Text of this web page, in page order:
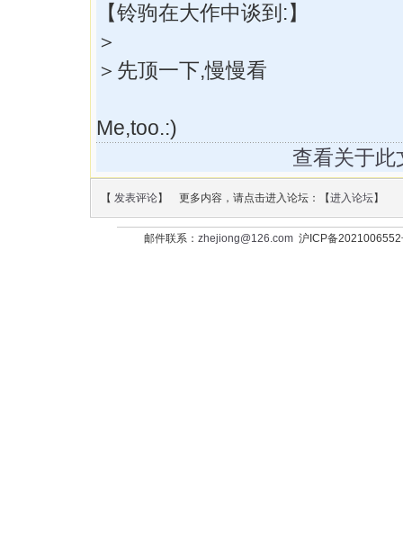
【铃驹在大作中谈到:】
＞
＞先顶一下,慢慢看
Me,too.:)
查看关于此
【 发表评论】 更多内容，请点击进入论坛：【进入论坛】
邮件联系： zhejiong@126.com沪ICP备